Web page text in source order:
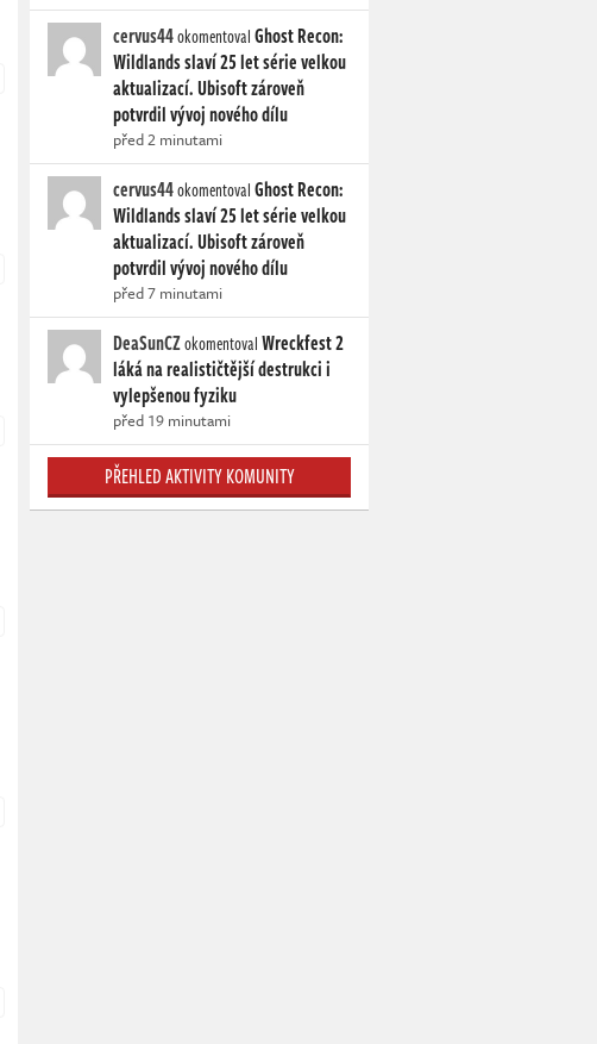
cervus44okomentovalGhost Recon:
Wildlands slaví 25 let série velkou
aktualizací. Ubisoft zároveň
potvrdil vývoj nového dílu
před 2 minutami
cervus44okomentovalGhost Recon:
Wildlands slaví 25 let série velkou
aktualizací. Ubisoft zároveň
potvrdil vývoj nového dílu
před 7 minutami
DeaSunCZokomentovalWreckfest 2
láká na realističtější destrukci i
vylepšenou fyziku
před 19 minutami
PŘEHLED AKTIVITY KOMUNITY